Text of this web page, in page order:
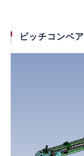
ピッチコンベア